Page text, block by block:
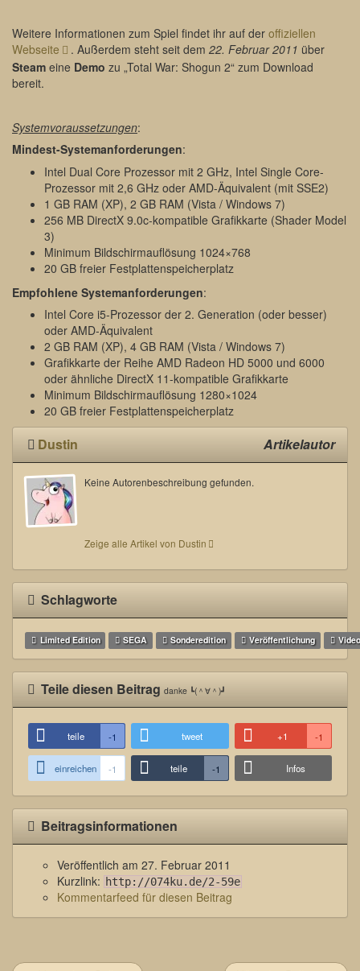
Weitere Informationen zum Spiel findet ihr auf der offiziellen
Webseite
. Außerdem steht seit dem 22. Februar 2011 über
Steam eine Demo zu „Total War: Shogun 2“ zum Download
bereit.
Systemvoraussetzungen:
Mindest-Systemanforderungen:
Intel Dual Core Prozessor mit 2 GHz, Intel Single Core-
Prozessor mit 2,6 GHz oder AMD-Äquivalent (mit SSE2)
1 GB RAM (XP), 2 GB RAM (Vista / Windows 7)
256 MB DirectX 9.0c-kompatible Grafikkarte (Shader Model
3)
Minimum Bildschirmauflösung 1024×768
20 GB freier Festplattenspeicherplatz
Empfohlene Systemanforderungen:
Intel Core i5-Prozessor der 2. Generation (oder besser)
oder AMD-Äquivalent
2 GB RAM (XP), 4 GB RAM (Vista / Windows 7)
Grafikkarte der Reihe AMD Radeon HD 5000 und 6000
oder ähnliche DirectX 11-kompatible Grafikkarte
Minimum Bildschirmauflösung 1280×1024
20 GB freier Festplattenspeicherplatz
Dustin Artikelautor
Keine Autorenbeschreibung gefunden.
Zeige alle Artikel von Dustin
Schlagworte
Limited Edition SEGA Sonderedition Veröffentlichung
Teile diesen Beitragdanke ┗(＾∀＾)┛
teile -1 tweet +1 -1
einreichen -1 teile -1 Infos
Beitragsinformationen
Veröffentlich am 27. Februar 2011
Kurzlink: http://074ku.de/2-59e
Kommentarfeed für diesen Beitrag